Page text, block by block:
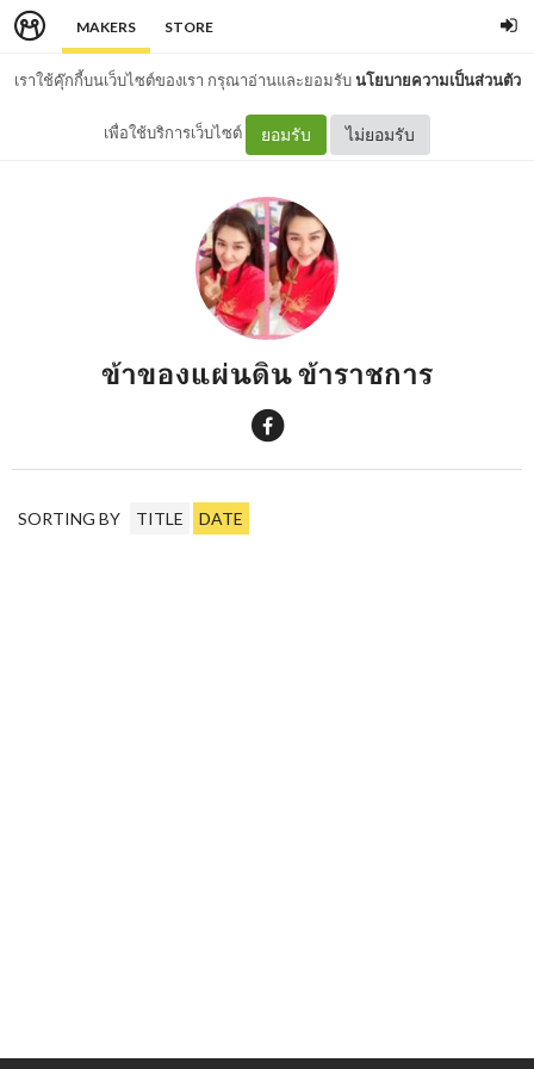
MAKERS STORE
เราใช้คุ๊กกี้บนเว็บไซต์ของเรา กรุณาอ่านและยอมรับนโยบายความเป็นส่วนตัว
เพื่อใช้บริการเว็บไซต์ ยอมรับ ไม่ยอมรับ
ข้าของแผ่นดิน ข้าราชการ
SORTING BY TITLE DATE